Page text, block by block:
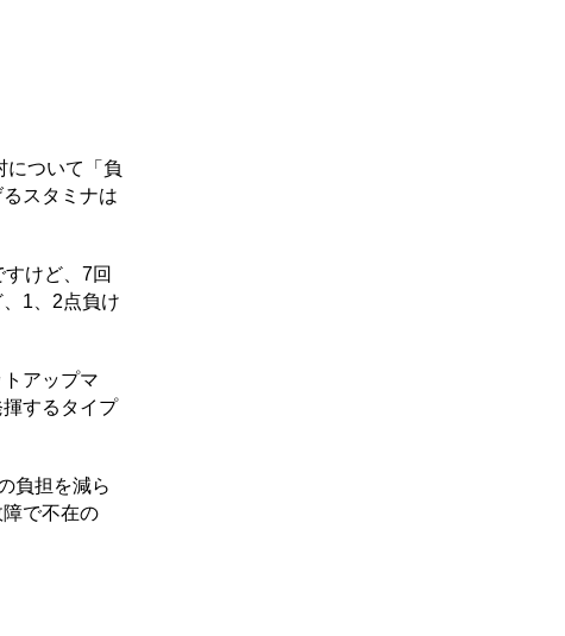
ついて「負
スタミナは
けど、7回
1、2点負け
アップマ
するタイプ
負担を減ら
で不在の